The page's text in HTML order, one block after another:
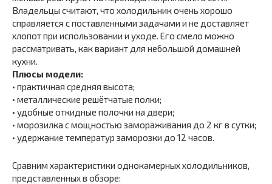
Владельцы считают, что холодильник очень хорошо
справляется с поставленными задачами и не доставляет
хлопот при использовании и уходе. Его смело можно
рассматривать, как вариант для небольшой домашней
кухни.
Плюсы модели:
• практичная средняя высота;
• металлические решётчатые полки;
• удобные откидные полочки на двери;
• морозилка с мощностью замораживания до 2 кг в сутки;
• удержание температур заморозки до 12 часов.
Сравним характеристики однокамерных холодильников,
представленных в обзоре: